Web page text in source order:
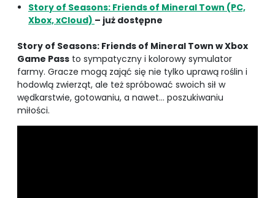
Story of Seasons: Friends of Mineral Town (PC,
Xbox, xCloud) – już dostępne
Story of Seasons: Friends of Mineral Town w Xbox
Game Pass to sympatyczny i kolorowy symulator
farmy. Gracze mogą zająć się nie tylko uprawą roślin i
hodowlą zwierząt, ale też spróbować swoich sił w
wędkarstwie, gotowaniu, a nawet… poszukiwaniu
miłości.